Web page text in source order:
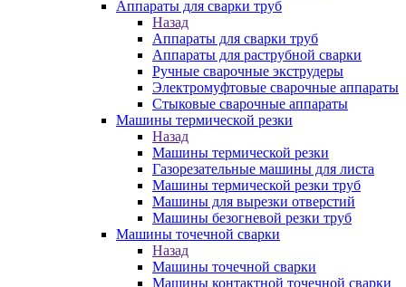
Аппараты для сварки труб
Назад
Аппараты для сварки труб
Аппараты для раструбной сварки
Ручные сварочные экструдеры
Электромуфтовые сварочные аппараты
Стыковые сварочные аппараты
Машины термической резки
Назад
Машины термической резки
Газорезательные машины для листа
Машины термической резки труб
Машины для вырезки отверстий
Машины безогневой резки труб
Машины точечной сварки
Назад
Машины точечной сварки
Машины контактной точечной сварки